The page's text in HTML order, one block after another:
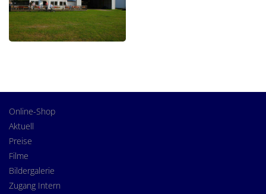
Online-Shop
Aktuell
Preise
Filme
Bildergalerie
Zugang Intern